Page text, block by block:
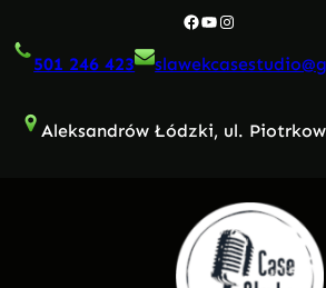
do
Facebook
YouTube
Instagram
501 246 423
Aleksandrów Łódzki, ul.